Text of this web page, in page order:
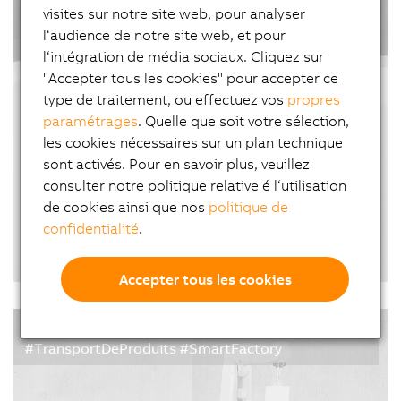
pharmaceutiques sous emballage hermétique, les
tests d'étanchéité sont une étape critique du
process de production. Oxipack a développé une
unité d'inspection qui détecte les fuites à l'échelle
microscopique sans…
#SmartFactory
Une autre approche pour entrer dans l'ère
des usines intelligentes
10/03/2021
| 5m
ans, Dieter Burri s'est lancé dans le business du
rétrofit de machines-outils. Pour automatiser ses
machines, il s'appuie sur l'offre échelonnable de…
#TransportDeProduits #SmartFactory
visites sur notre site web, pour analyser
l‘audience de notre site web, et pour
l‘intégration de média sociaux. Cliquez sur
"Accepter tous les cookies" pour accepter ce
type de traitement, ou effectuez vos propres
paramétrages. Quelle que soit votre sélection,
les cookies nécessaires sur un plan technique
sont activés. Pour en savoir plus, veuillez
consulter notre politique relative é l‘utilisation
de cookies ainsi que nos politique de
confidentialité.
Accepter tous les cookies